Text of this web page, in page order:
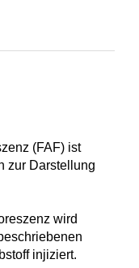
(FAF) ist
zur Darstellung
wird
injiziert.